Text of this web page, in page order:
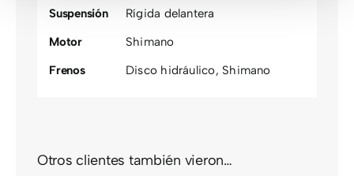
Suspensión
Rígida delantera
Motor
Shimano
Frenos
Disco hidráulico, Shimano
Otros clientes también vieron…